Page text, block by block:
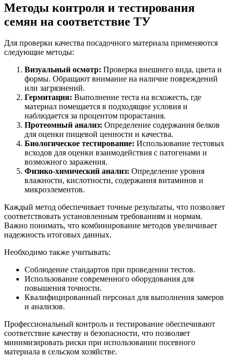
Методы контроля и тестирования
семян на соответствие ТУ
Для проверки качества посадочного материала применяются
следующие методы:
Визуальный осмотр: Проверка внешнего вида, цвета и
формы. Обращают внимание на наличие повреждений
или загрязнений.
Гермитация: Выполнение теста на всхожесть, где
материал помещается в подходящие условия и
наблюдается за процентом прорастания.
Протеомный анализ: Определение содержания белков
для оценки пищевой ценности и качества.
Биологическое тестирование: Использование тестовых
всходов для оценки взаимодействия с патогенами и
возможного заражения.
Физико-химический анализ: Определение уровня
влажности, кислотности, содержания витаминов и
микроэлементов.
Каждый метод обеспечивает точные результаты, что позволяет
соответствовать установленным требованиям и нормам.
Важно понимать, что комбинирование методов увеличивает
надежность итоговых данных.
Необходимо также учитывать:
Соблюдение стандартов при проведении тестов.
Использование современного оборудования для
повышения точности.
Квалифицированный персонал для выполнения замеров
и анализов.
Профессиональный контроль и тестирование обеспечивают
соответствие качеству и безопасности, что позволяет
минимизировать риски при использовании посевного
материала в сельском хозяйстве.